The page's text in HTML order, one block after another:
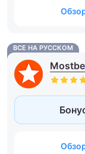
ВСЕ НА РУССКОМ